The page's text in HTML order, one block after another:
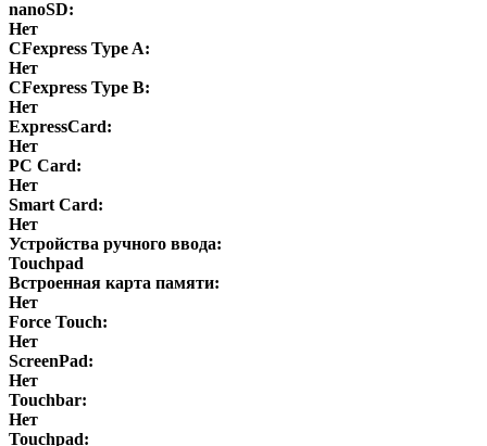
nanoSD:
Нет
CFexpress Type A:
Нет
CFexpress Type B:
Нет
ExpressCard:
Нет
PC Card:
Нет
Smart Card:
Нет
Устройства ручного ввода:
Touchpad
Встроенная карта памяти:
Нет
Force Touch:
Нет
ScreenPad:
Нет
Touchbar:
Нет
Touchpad: